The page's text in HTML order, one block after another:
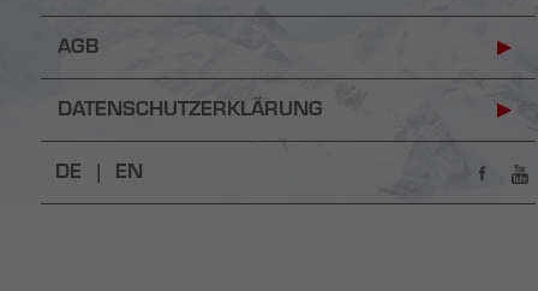
AGB
DATENSCHUTZERKLÄRUNG
DE | EN